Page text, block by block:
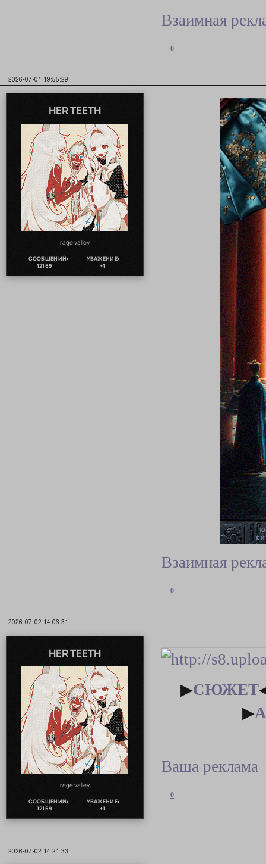
Взаимная
0
2026-07-01 19:55:29
HER TEETH
rage valley
СООБЩЕНИЙ:
12169
УВАЖЕНИЕ:
+1
Взаимная
0
2026-07-02 14:06:31
HER TEETH
rage valley
СООБЩЕНИЙ:
12169
УВАЖЕНИЕ:
+1
▶СЮЖЕТ
▶
Ваша реклама
0
2026-07-02 14:21:33